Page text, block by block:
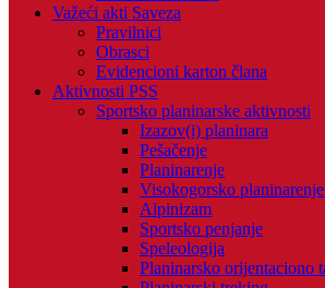
Važeći akti Saveza
Pravilnici
Obrasci
Evidencioni karton člana
Aktivnosti PSS
Sportsko planinarske aktivnosti
Izazov(i) planinara
Pešačenje
Planinarenje
Visokogorsko planinarenje
Alpinizam
Sportsko penjanje
Speleologija
Planinarsko orijentaciono